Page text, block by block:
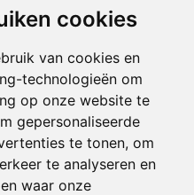
cookies
van cookies en
technologieën om
op onze website te
gepersonaliseerde
te tonen, om
te analyseren en
waar onze
en 13.30 - 17.00
en 13.30 - 17.00
gesloten
gesloten